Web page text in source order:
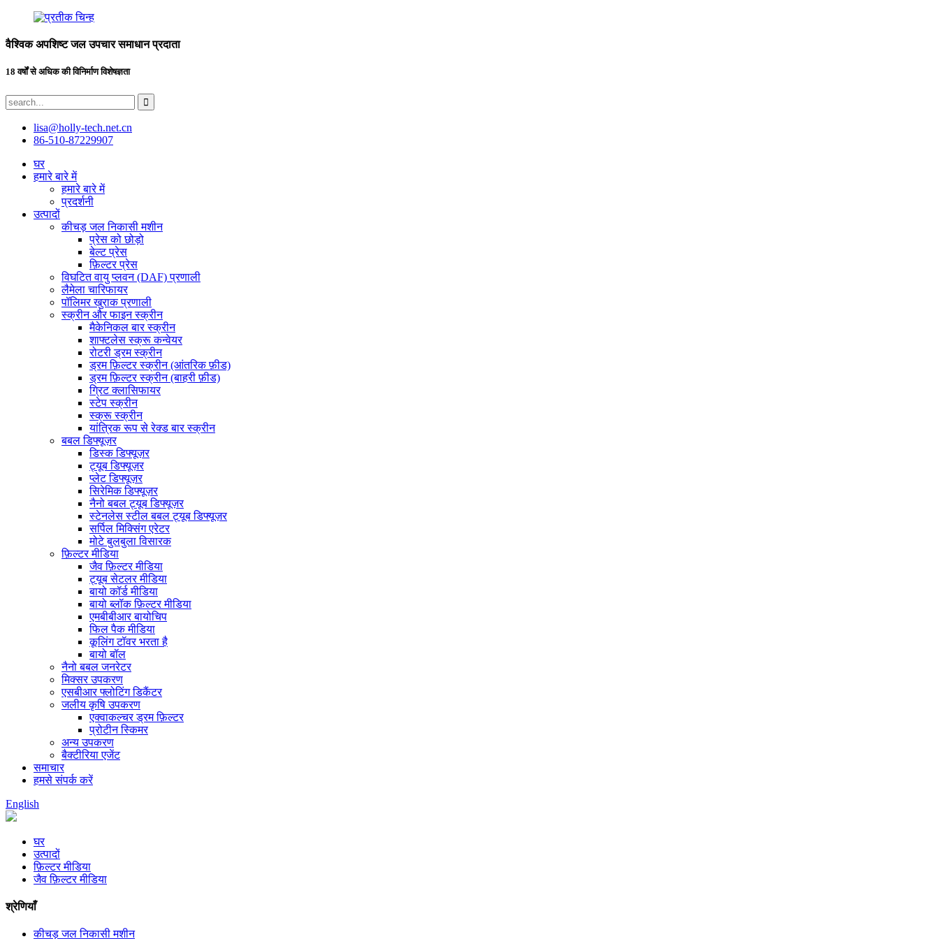
वैश्विक अपशिष्ट जल उपचार समाधान प्रदाता
18 वर्षों से अधिक की विनिर्माण विशेषज्ञता
lisa@holly-tech.net.cn
86-510-87229907
घर
हमारे बारे में
हमारे बारे में
प्रदर्शनी
उत्पादों
कीचड़ जल निकासी मशीन
प्रेस को छोड़ो
बेल्ट प्रेस
फ़िल्टर प्रेस
विघटित वायु प्लवन (DAF) प्रणाली
लैमेला चारिफायर
पॉलिमर खुराक प्रणाली
स्क्रीन और फाइन स्क्रीन
मैकेनिकल बार स्क्रीन
शाफ्टलेस स्क्रू कन्वेयर
रोटरी ड्रम स्क्रीन
ड्रम फ़िल्टर स्क्रीन (आंतरिक फ़ीड)
ड्रम फ़िल्टर स्क्रीन (बाहरी फ़ीड)
ग्रिट क्लासिफायर
स्टेप स्क्रीन
स्क्रू स्क्रीन
यांत्रिक रूप से रेक्ड बार स्क्रीन
बबल डिफ्यूज़र
डिस्क डिफ्यूज़र
ट्यूब डिफ्यूज़र
प्लेट डिफ्यूज़र
सिरेमिक डिफ्यूज़र
नैनो बबल ट्यूब डिफ्यूज़र
स्टेनलेस स्टील बबल ट्यूब डिफ्यूज़र
सर्पिल मिक्सिंग एरेटर
मोटे बुलबुला विसारक
फ़िल्टर मीडिया
जैव फ़िल्टर मीडिया
ट्यूब सेटलर मीडिया
बायो कॉर्ड मीडिया
बायो ब्लॉक फ़िल्टर मीडिया
एमबीबीआर बायोचिप
फिल पैक मीडिया
कूलिंग टॉवर भरता है
बायो बॉल
नैनो बबल जनरेटर
मिक्सर उपकरण
एसबीआर फ्लोटिंग डिकैंटर
जलीय कृषि उपकरण
एक्वाकल्चर ड्रम फ़िल्टर
प्रोटीन स्किमर
अन्य उपकरण
बैक्टीरिया एजेंट
समाचार
हमसे संपर्क करें
English
घर
उत्पादों
फ़िल्टर मीडिया
जैव फ़िल्टर मीडिया
श्रेणियाँ
कीचड़ जल निकासी मशीन